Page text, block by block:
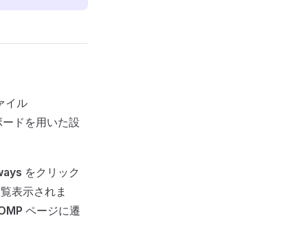
イル
ドを用いた設
をクリック
表示されま
ページに遷